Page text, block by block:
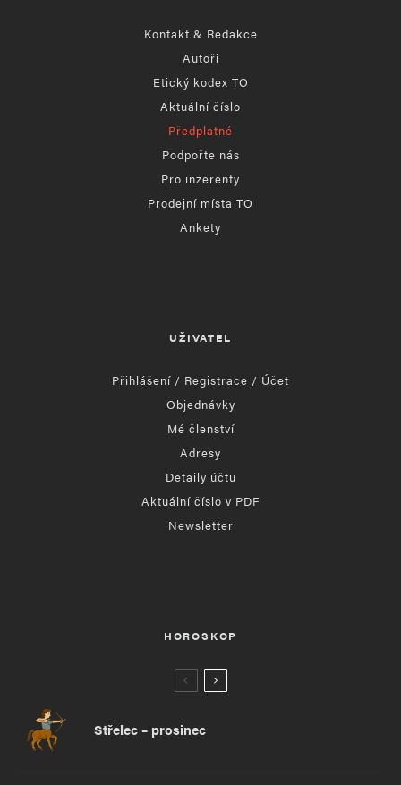
Kontakt & Redakce
Autoři
Etický kodex TO
Aktuální číslo
Předplatné
Podpořte nás
Pro inzerenty
Prodejní místa TO
Ankety
UŽIVATEL
Přihlášení / Registrace / Účet
Objednávky
Mé členství
Adresy
Detaily účtu
Aktuální číslo v PDF
Newsletter
HOROSKOP
Střelec – prosinec